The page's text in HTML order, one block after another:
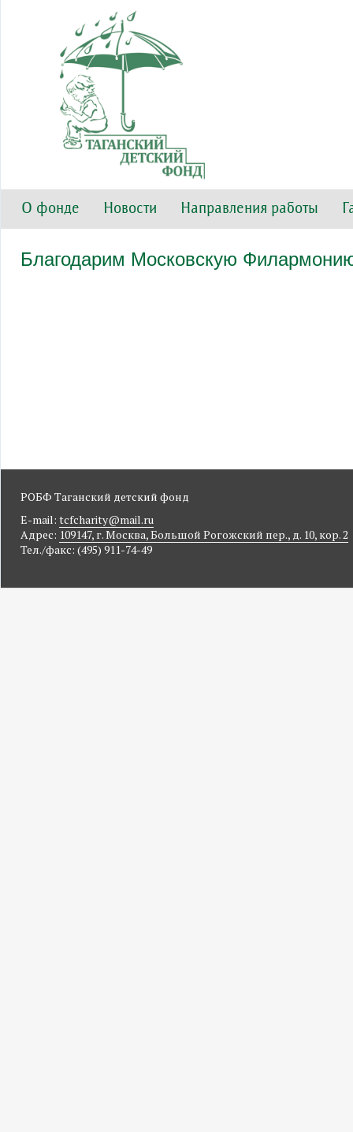
О фонде Новости Направления работы
Благодарим Московскую
РОБФ Таганский детский фонд
E-mail: tcfcharity@mail.ru
Адрес: 109147, г. Москва, Большой Рогожский пер., д. 10, кор. 2
Тел./факс: (495) 911-74-49